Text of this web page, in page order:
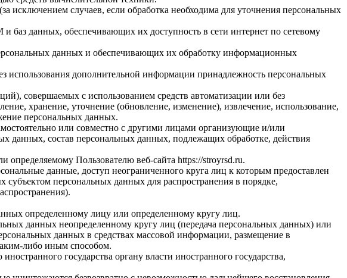
случаев, если обработка необходима для уточнения персональных
данных, обеспечивающих их доступность в сети интернет по сетевому
данных и обеспечивающих их обработку информационных
использования дополнительной информации принадлежность персональных
совершаемых с использованием средств автоматизации или без
хранение, уточнение (обновление, изменение), извлечение, использование,
персональных данных.
или совместно с другими лицами организующие и/или
данных, состав персональных данных, подлежащих обработке, действия
Пользователю веб-сайта https://stroyrsd.ru.
данные, доступ неограниченного круга лиц к которым предоставлен
персональных данных для распространения в порядке,
определенному лицу или определенному кругу лиц.
данных неопределенному кругу лиц (передача персональных данных) или
данных в средствах массовой информации, размещение в
либо иным способом.
государства органу власти иностранного государства,